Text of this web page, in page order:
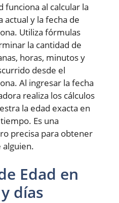
funciona al calcular la
y la fecha de
Utiliza fórmulas
la cantidad de
horas, minutos y
desde el
Al ingresar la fecha
realiza los cálculos
la edad exacta en
Es una
precisa para obtener
alguien.
Edad en
días